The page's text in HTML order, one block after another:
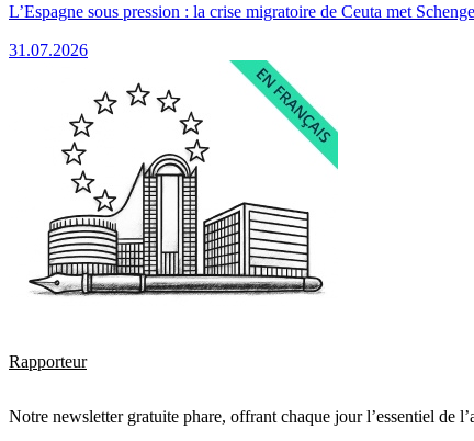
L’Espagne sous pression : la crise migratoire de Ceuta met
31.07.2026
Rapporteur
Notre newsletter gratuite phare, offrant chaque jour l’essentiel de